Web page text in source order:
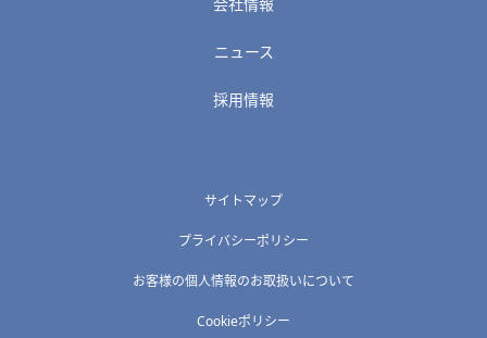
会社情報
ニュース
採用情報
サイトマップ
プライバシーポリシー
お客様の個人情報のお取扱いについて
Cookieポリシー